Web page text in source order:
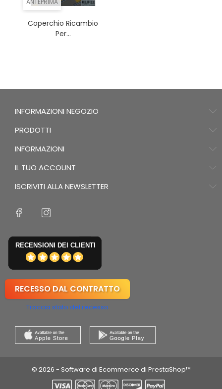
Coperchio Ricambio
Per...
INFORMAZIONI NEGOZIO
PRODOTTI
INFORMAZIONI
IL TUO ACCOUNT
ISCRIVITI ALLA NEWSLETTER
RECENSIONI DEI CLIENTI
RECESSO DAL CONTRATTO
Traccia stato del recesso
© 2026 - Software di Ecommerce di PrestaShop™